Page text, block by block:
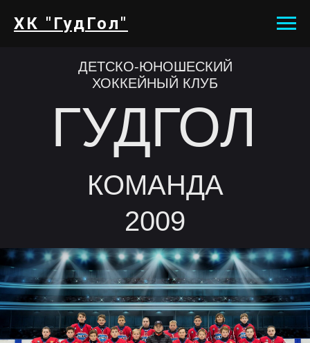
ХК "ГудГол"
КОМАНДА
2009
ГУДГОЛ
ДЕТСКО-ЮНОШЕСКИЙ
ХОККЕЙНЫЙ КЛУБ